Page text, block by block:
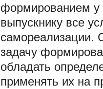
формированием у
выпускнику все
самореализации.
задачу
обладать
применять их на